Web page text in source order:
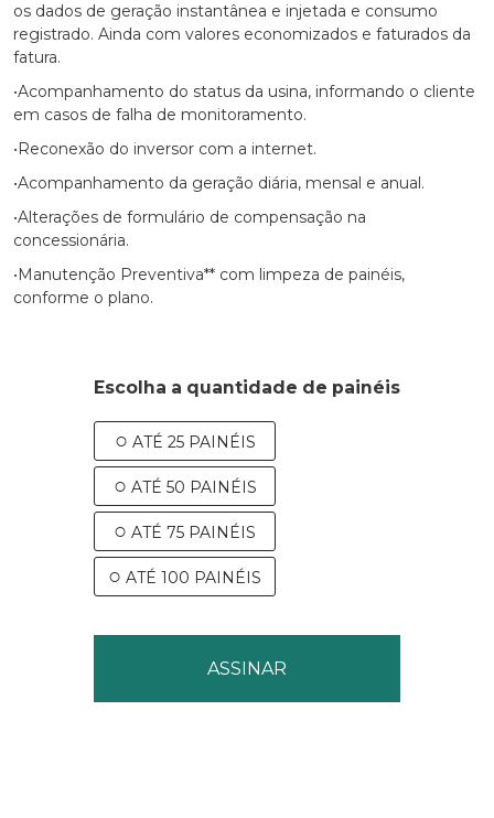
os dados de geração instantânea e injetada e consumo
registrado. Ainda com valores economizados e faturados da
fatura.
•Acompanhamento do status da usina, informando o cliente
em casos de falha de monitoramento.
•Reconexão do inversor com a internet.
•Acompanhamento da geração diária, mensal e anual.
•Alterações de formulário de compensação na
concessionária.
•Manutenção Preventiva** com limpeza de painéis,
conforme o plano.
Escolha a quantidade de painéis
ATÉ 25 PAINÉIS
ATÉ 50 PAINÉIS
ATÉ 75 PAINÉIS
ATÉ 100 PAINÉIS
ASSINAR